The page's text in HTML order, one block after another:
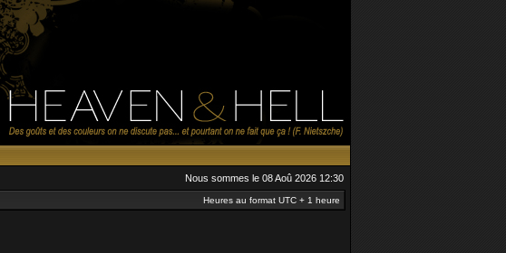
Nous sommes le 08 Aoû 2026 12:30
Heures au format UTC + 1 heure